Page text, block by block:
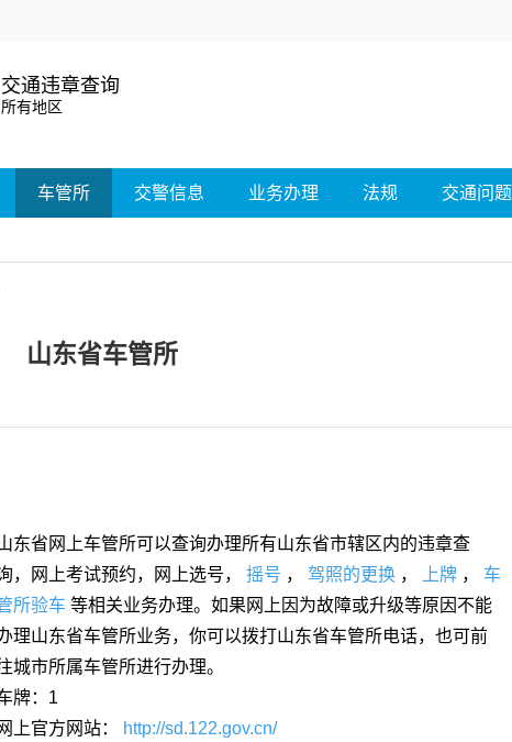
交通违章查询
所有地区
车管所 交警信息 业务办理 法规 交通问题
山东省车管所
东省网上车管所可以查询办理所有山东省市辖区内的违章查
，网上考试预约，网上选号， 摇号 ， 驾照的更换 ， 上牌 ， 车
所验车 等相关业务办理。如果网上因为故障或升级等原因不能
理山东省车管所业务，你可以拨打山东省车管所电话，也可前
城市所属车管所进行办理。
牌：1
网上官方网站：
http://sd.122.gov.cn/